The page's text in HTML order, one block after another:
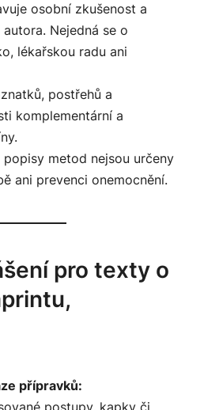
osobní zkušenost a
Nejedná se o
lékařskou radu ani
postřehů a
komplementární a
popisy metod nejsou určeny
ani prevenci onemocnění.
pro texty o
přípravků: